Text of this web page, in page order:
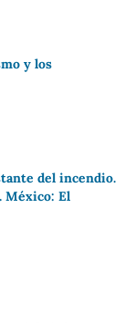
y los
del incendio.
México: El